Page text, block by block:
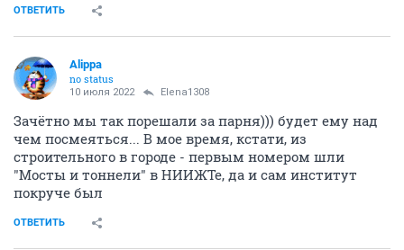
ОТВЕТИТЬ
Alippa
no status
10 июля 2022 Elena1308
Зачётно мы так порешали за парня))) будет ему над
чем посмеяться... В мое время, кстати, из
строительного в городе - первым номером шли
"Мосты и тоннели" в НИИЖТе, да и сам институт
покруче был
ОТВЕТИТЬ